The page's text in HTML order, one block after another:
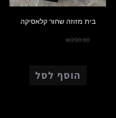
בית מזוזה שחור קלאסיקה
₪200.00
הוסף לסל